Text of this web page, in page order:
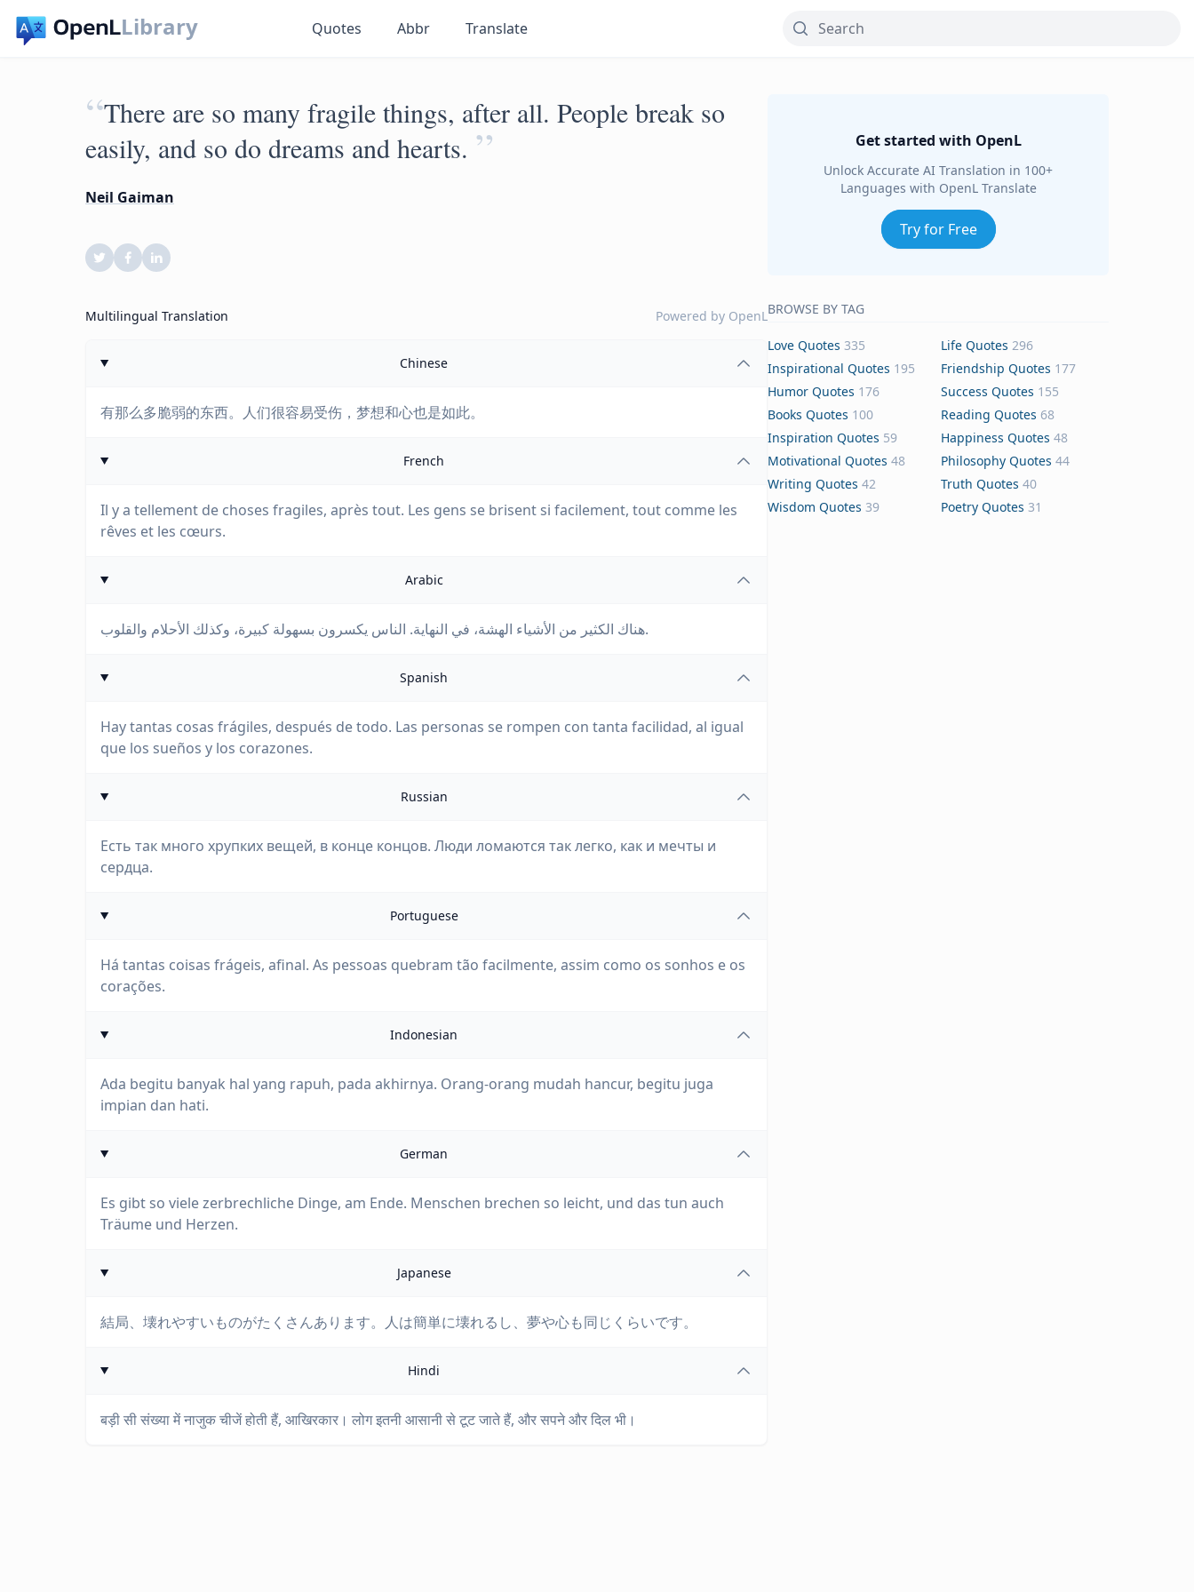
Library Quotes Abbr Translate
“There are so many fragile things, after all. People break so
easily, and so do dreams and hearts. ”
Neil Gaiman
Multilingual Translation Powered by OpenL
Chinese
有那么多脆弱的东西。人们很容易受伤，梦想和心也是如此。
French
Il y a tellement de choses fragiles, après tout. Les gens se brisent si facilement, tout comme les
rêves et les cœurs.
Arabic
هناك الكثير من الأشياء الهشة، في النهاية. الناس يكسرون بسهولة كبيرة، وكذلك الأحلام والقلوب.
Spanish
Hay tantas cosas frágiles, después de todo. Las personas se rompen con tanta facilidad, al igual
que los sueños y los corazones.
Russian
Есть так много хрупких вещей, в конце концов. Люди ломаются так легко, как и мечты и
сердца.
Portuguese
Há tantas coisas frágeis, afinal. As pessoas quebram tão facilmente, assim como os sonhos e os
corações.
Indonesian
Ada begitu banyak hal yang rapuh, pada akhirnya. Orang-orang mudah hancur, begitu juga
impian dan hati.
German
Es gibt so viele zerbrechliche Dinge, am Ende. Menschen brechen so leicht, und das tun auch
Träume und Herzen.
Japanese
結局、壊れやすいものがたくさんあります。人は簡単に壊れるし、夢や心も同じくらいです。
Hindi
बड़ी सी संख्या में नाजुक चीजें होती हैं, आखिरकार। लोग इतनी आसानी से टूट जाते हैं, और सपने और दिल भी।
Get started with OpenL
Unlock Accurate AI Translation in 100+
Languages with OpenL Translate
Try for Free
BROWSE BY TAG
Love Quotes 335 Life Quotes 296
Inspirational Quotes 195 Friendship Quotes 177
Humor Quotes 176 Success Quotes 155
Books Quotes 100 Reading Quotes 68
Inspiration Quotes 59 Happiness Quotes 48
Motivational Quotes 48 Philosophy Quotes 44
Writing Quotes 42 Truth Quotes 40
Wisdom Quotes 39 Poetry Quotes 31